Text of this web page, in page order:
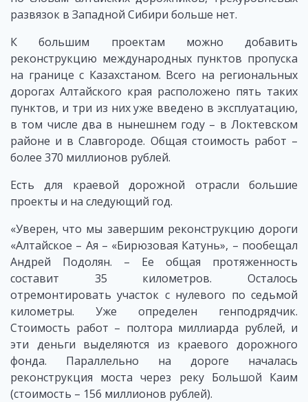
развязок в Западной Сибири больше нет.
К большим проектам можно добавить
реконструкцию международных пунктов пропуска
на границе с Казахстаном. Всего на региональных
дорогах Алтайского края расположено пять таких
пунктов, и три из них уже введено в эксплуатацию,
в том числе два в нынешнем году – в Локтевском
районе и в Славгороде. Общая стоимость работ –
более 370 миллионов рублей.
Есть для краевой дорожной отрасли большие
проекты и на следующий год.
«Уверен, что мы завершим реконструкцию дороги
«Алтайское – Ая – «Бирюзовая Катунь», – пообещал
Андрей Подолян. – Ее общая протяженность
составит 35 километров. Осталось
отремонтировать участок с нулевого по седьмой
километры. Уже определен генподрядчик.
Стоимость работ – полтора миллиарда рублей, и
эти деньги выделяются из краевого дорожного
фонда. Параллельно на дороге началась
реконструкция моста через реку Большой Каим
(стоимость – 156 миллионов рублей).